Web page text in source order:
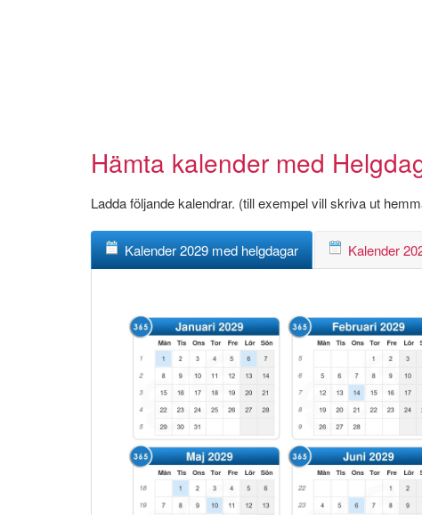
Hämta kalender med
Ladda följande kalendrar. (till exempel vill skriva ut
Kalender 2029 med helgdagar Kalender